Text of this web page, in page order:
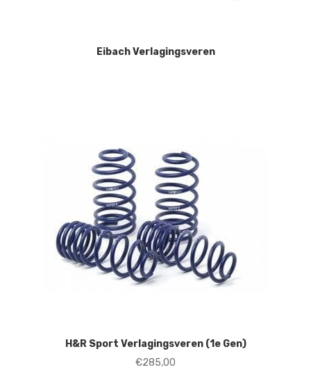
Eibach Verlagingsveren
H&R Sport Verlagingsveren (1e Gen)
€285,00